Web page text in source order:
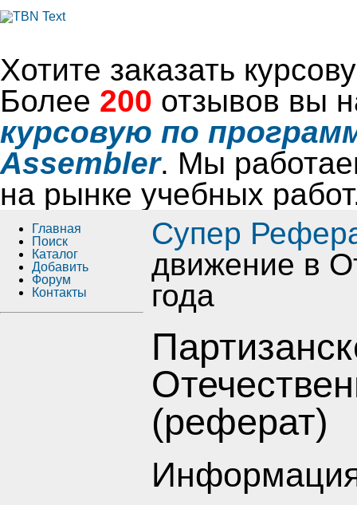
Хотите заказать
Более 200 отзывов вы
курсовую по
Assembler. Мы
на рынке учебных
Супер
движение в
года
(реферат)
Главная
Поиск
Каталог
Добавить
Форум
Контакты